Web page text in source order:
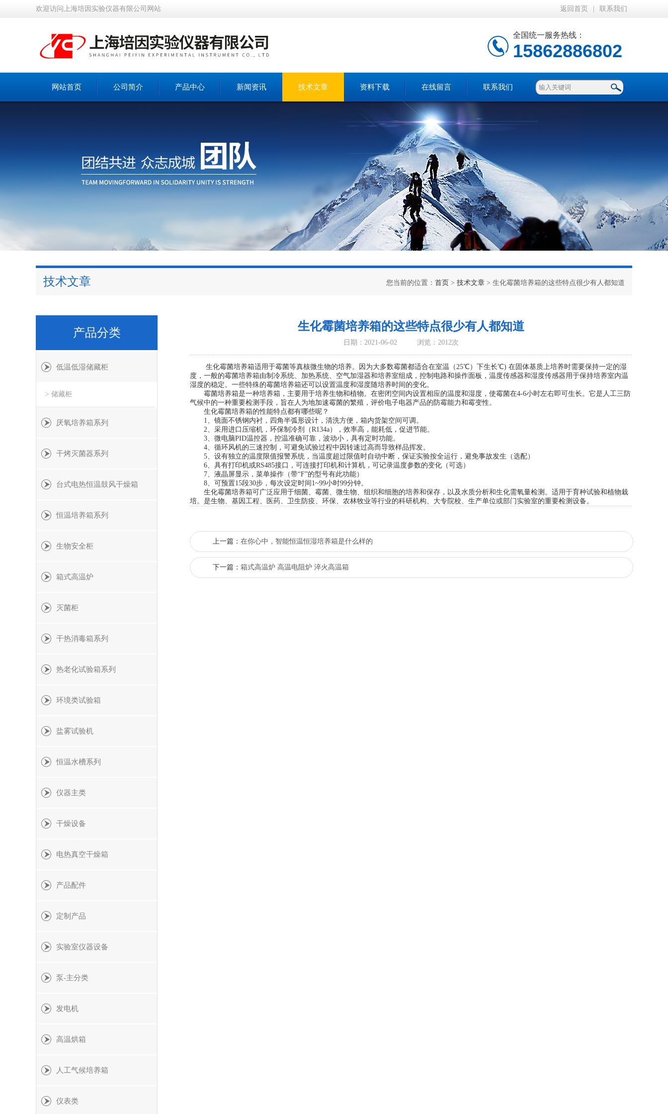
欢迎访问上海培因实验仪器有限公司网站 返回首页 联系我们
全国统一服务热线：
15862886802
网站首页 公司简介 产品中心 新闻资讯 技术文章 资料下载 在线留言 联系我们
技术文章 您当前的位置： 首页 > 技术文章 > 生化霉菌培养箱的这些特点很少有人都知道
生化霉菌培养箱的这些特点很少有人都知道
日期：2021-06-02 浏览：2012次
生化霉菌培养箱适用于霉菌等真核微生物的培养。因为大多数霉菌都适合在室温（25℃）下生长℃) 在固体基质上培养时需要保持一定的湿
度，一般的霉菌培养箱由制冷系统、加热系统、空气加湿器和培养室组成，控制电路和操作面板，温度传感器和湿度传感器用于保持培养室内温
湿度的稳定。一些特殊的霉菌培养箱还可以设置温度和湿度随培养时间的变化。
霉菌培养箱是一种培养箱，主要用于培养生物和植物。在密闭空间内设置相应的温度和湿度，使霉菌在4-6小时左右即可生长。它是人工三防
气候中的一种重要检测手段，旨在人为地加速霉菌的繁殖，评价电子电器产品的防霉能力和霉变性。
生化霉菌培养箱的性能特点都有哪些呢？
1、镜面不锈钢内衬，四角半弧形设计，清洗方便，箱内货架空间可调。
2、采用进口压缩机，环保制冷剂（R134a），效率高，能耗低，促进节能。
3、微电脑PID温控器，控温准确可靠，波动小，具有定时功能。
4、循环风机的三速控制，可避免试验过程中因转速过高而导致样品挥发。
5、设有独立的温度限值报警系统，当温度超过限值时自动中断，保证实验按全运行，避免事故发生（选配）
6、具有打印机或RS485接口，可连接打印机和计算机，可记录温度参数的变化（可选）
7、液晶屏显示，菜单操作（带“F”的型号有此功能）
8、可预置15段30步，每次设定时间1~99小时99分钟。
生化霉菌培养箱可广泛应用于细菌、霉菌、微生物、组织和细胞的培养和保存，以及水质分析和生化需氧量检测。适用于育种试验和植物栽
培。是生物、基因工程、医药、卫生防疫、环保、农林牧业等行业的科研机构、大专院校、生产单位或部门实验室的重要检测设备。
上一篇： 在你心中，智能恒温恒湿培养箱是什么样的
下一篇： 箱式高温炉 高温电阻炉 淬火高温箱
产品分类
低温低湿储藏柜
> 储藏柜
厌氧培养箱系列
干烤灭菌器系列
台式电热恒温鼓风干燥箱
恒温培养箱系列
生物安全柜
箱式高温炉
灭菌柜
干热消毒箱系列
热老化试验箱系列
环境类试验箱
盐雾试验机
恒温水槽系列
仪器主类
干燥设备
电热真空干燥箱
产品配件
定制产品
实验室仪器设备
泵-主分类
发电机
高温烘箱
人工气候培养箱
仪表类